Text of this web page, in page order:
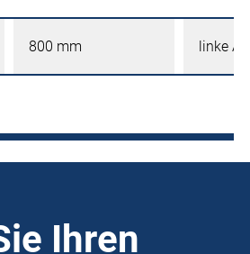
800 mm linke
Ihren